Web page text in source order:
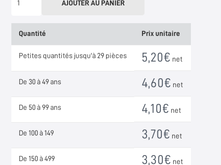
Stufenauflager
aus
zum
AJOUTER AU PANIER
Quantité Prix unitaire
Petites quantités jusqu'à 29 pièces 5,20€ net
De 30 à 49 ans 4,60€ net
De 50 à 99 ans 4,10€ net
De 100 à 149 3,70€ net
De 150 à 499 3,30€ net